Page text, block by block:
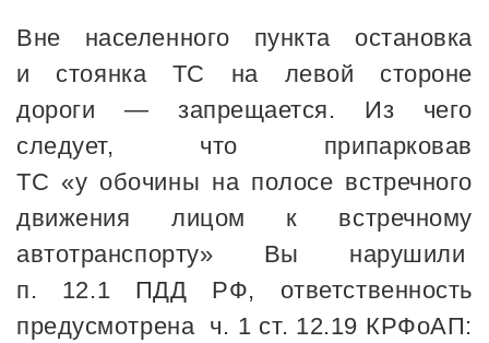
Вне населенного пункта остановка
и стоянка ТС на левой стороне
дороги — запрещается. Из чего
следует, что припарковав
ТС «у обочины на полосе встречного
движения лицом к встречному
автотранспорту» Вы нарушили
п. 12.1 ПДД РФ, ответственность
предусмотрена ч. 1 ст. 12.19 КРФоАП: